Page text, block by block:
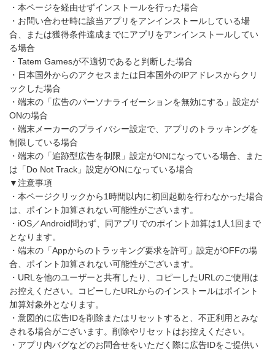
・本ページを経由せずインストールを行った場合
・お問い合わせ時に該当アプリをアンインストールしている場
合、または獲得条件達成までにアプリをアンインストールしてい
る場合
・Tatem Gamesが不適切であると判断した場合
・日本国外からのアクセスまたは日本国外のIPアドレスからクリ
ックした場合
・端末の「広告のパーソナライゼーションを無効にする」設定が
ONの場合
・端末メーカーのプライバシー設定で、アプリのトラッキングを
制限している場合
・端末の「追跡型広告を制限」設定がONになっている場合、また
は「Do Not Track」設定がONになっている場合
▼注意事項
・本ページクリックから1時間以内に初回起動を行わなかった場合
は、ポイント加算されない可能性がございます。
・iOS／Android問わず、同アプリでのポイント加算は1人1回まで
となります。
・端末の「Appからのトラッキング要求を許可」設定がOFFの場
合、ポイント加算されない可能性がございます。
・URLを他のユーザーと共有したり、コピーしたURLのご使用は
お控えください。コピーしたURLからのインストールはポイント
加算対象外となります。
・意図的に広告IDを削除またはリセットすると、不正利用とみな
される場合がございます。削除やリセットはお控えください。
・アプリ内バグなどのお問合せをいただく際に広告IDをご提供い